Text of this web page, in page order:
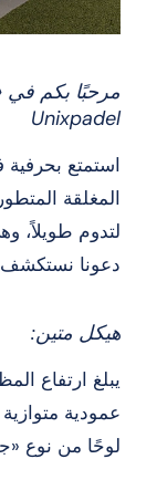
Unixpadel
استمتع بحرفية
المغلقة
لتدوم طويلاً،
دعونا نستكشف
هيكل متين:
لوحًا من نوع